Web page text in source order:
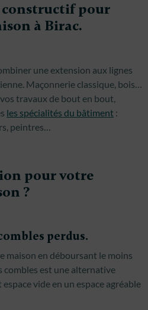
constructif pour
à Birac.
une extension aux lignes
Maçonnerie classique, bois…
travaux de bout en bout,
les spécialités du bâtiment :
peintres…
pour votre
?
perdus.
maison en déboursant le moins
combles est une alternative
vide en un espace agréable